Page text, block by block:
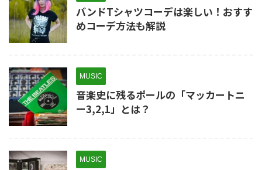
バンドTシャツコーデは楽しい！おすす
めコーデ方法も解説
MUSIC
音楽史に残るポールの「マッカートニ
ー3,2,1」とは？
MUSIC